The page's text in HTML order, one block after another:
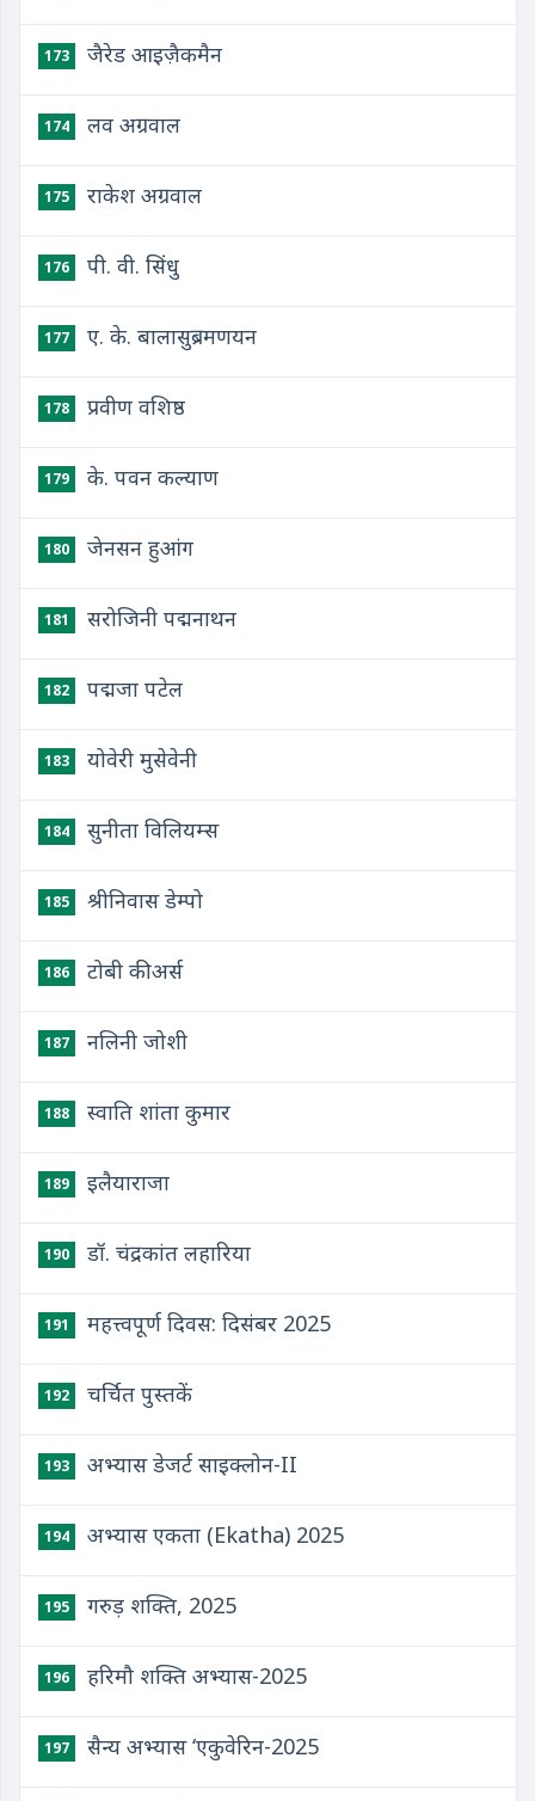
173 जैरेड आइज़ैकमैन
174 लव अग्रवाल
175 राकेश अग्रवाल
176 पी. वी. सिंधु
177 ए. के. बालासुब्रमणयन
178 प्रवीण वशिष्ठ
179 के. पवन कल्याण
180 जेनसन हुआंग
181 सरोजिनी पद्मनाथन
182 पद्मजा पटेल
183 योवेरी मुसेवेनी
184 सुनीता विलियम्स
185 श्रीनिवास डेम्पो
186 टोबी कीअर्स
187 नलिनी जोशी
188 स्वाति शांता कुमार
189 इलैयाराजा
190 डॉ. चंद्रकांत लहारिया
191 महत्त्वपूर्ण दिवस: दिसंबर 2025
192 चर्चित पुस्तकें
193 अभ्यास डेजर्ट साइक्लोन-II
194 अभ्यास एकता (Ekatha) 2025
195 गरुड़ शक्ति, 2025
196 हरिमौ शक्ति अभ्यास-2025
197 सैन्य अभ्यास ‘एकुवेरिन-2025